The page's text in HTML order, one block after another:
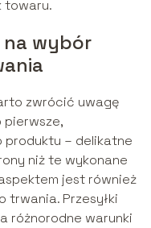
towaru.
na wybór
zwrócić uwagę
pierwsze,
– delikatne
niż te wykonane
jest również
trwania. Przesyłki
różnorodne warunki